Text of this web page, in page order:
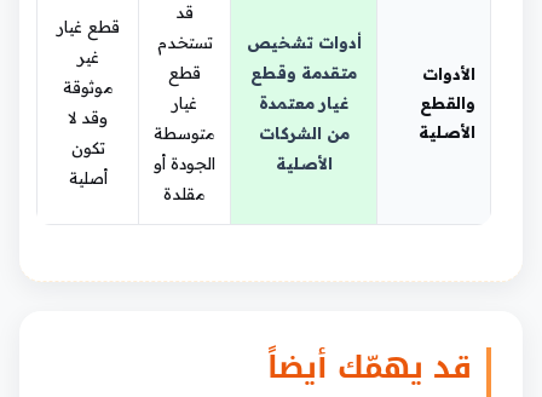
الأدوات
والقطع
الأصلية
أدوات تشخيص
متقدمة وقطع
غيار معتمدة
من الشركات
الأصلية
قد
تستخدم
قطع
غيار
متوسطة
الجودة أو
مقلدة
قطع غيار
غير
موثوقة
وقد لا
تكون
أصلية
قد يهمّك أيضاً